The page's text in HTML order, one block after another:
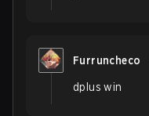
Furruncheco
dplus win